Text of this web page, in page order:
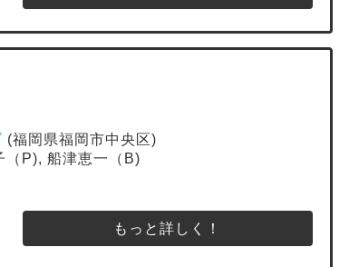
(福岡県福岡市中央区)
P), 船津恵一（B)
もっと詳しく！